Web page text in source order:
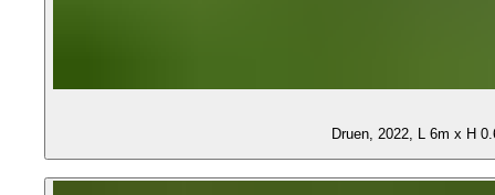
Druen, 2022, L 6m x H